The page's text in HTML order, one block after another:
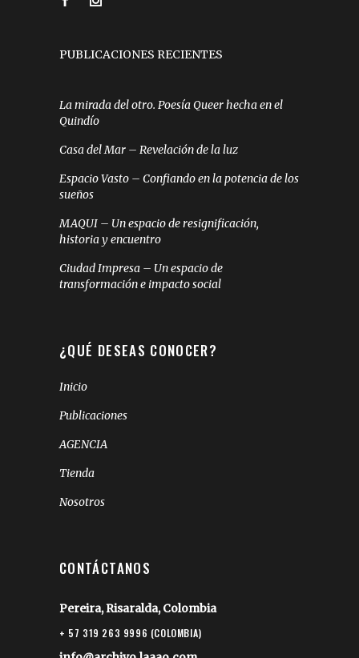
PUBLICACIONES RECIENTES
La mirada del otro. Poesía Queer hecha en el
Quindío
Casa del Mar – Revelación de la luz
Espacio Vasto – Confiando en la potencia de los
sueños
MAQUI – Un espacio de resignificación,
historia y encuentro
Ciudad Impresa – Un espacio de
transformación e impacto social
¿QUÉ DESEAS CONOCER?
Inicio
Publicaciones
AGENCIA
Tienda
Nosotros
CONTÁCTANOS
Pereira, Risaralda, Colombia
+ 57 319 263 9996 (COLOMBIA)